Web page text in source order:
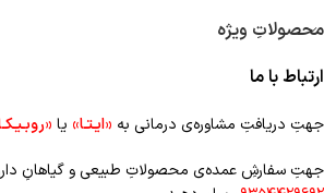
محصولاتِ ویژه
ارتباط با ما
جهتِ دریافتِ مشاوره‌ی درمانی به «ایـتـا» یا
جهتِ سفارشِ عمده‌‌ی محصولاتِ طبیعی و گیاهانِ